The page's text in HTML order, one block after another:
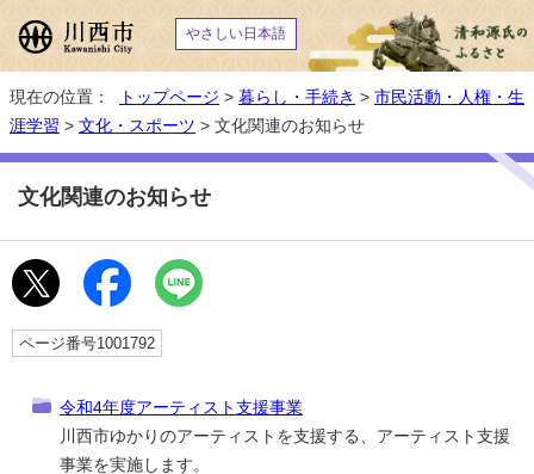
やさしい日本語
現在の位置： トップページ > 暮らし・手続き > 市民活動・人権・生
涯学習 > 文化・スポーツ > 文化関連のお知らせ
文化関連のお知らせ
ページ番号1001792
令和4年度アーティスト支援事業
川西市ゆかりのアーティストを支援する、アーティスト支援
事業を実施します。